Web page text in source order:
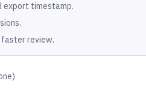
export timestamp.
review.